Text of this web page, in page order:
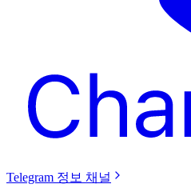
Telegram 정보 채널